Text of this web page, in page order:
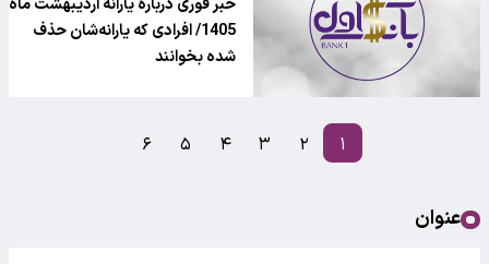
خبر فوری درباره یارانه اردیبهشت ماه
1405/ افرادی که یارانه‌شان حذف
شده بخوانند
۱ ۲ ۳ ۴ ۵ ۶
عنوان